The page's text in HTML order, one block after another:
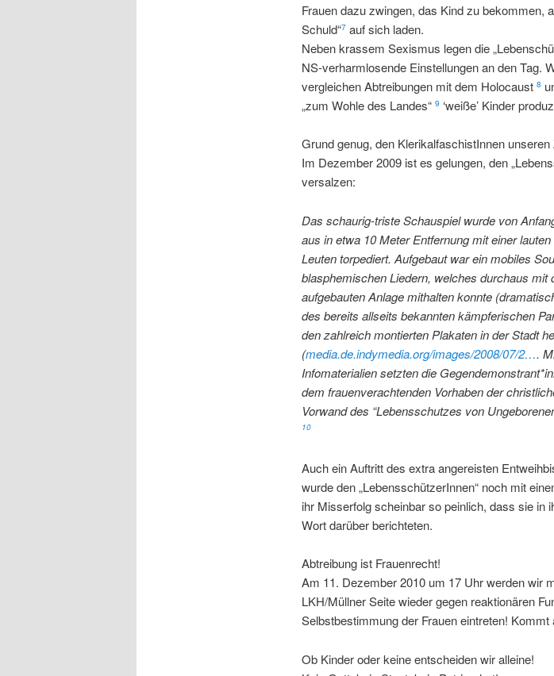
Frauen dazu zwingen, das Kind zu bekommen,
Schuld“7auf sich laden.
Neben krassem Sexismus legen die
NS-verharmlosende Einstellungen an den Tag.
vergleichen Abtreibungen mit dem Holocaust 8
„zum Wohle des Landes“ 9 ‘weiße’ Kinder
Grund genug, den KlerikalfaschistInnen
Im Dezember 2009 ist es gelungen, den
versalzen:
Das schaurig-triste Schauspiel wurde von
aus in etwa 10 Meter Entfernung mit einer
Leuten torpediert. Aufgebaut war ein mobiles
blasphemischen Liedern, welches durchaus
aufgebauten Anlage mithalten konnte
des bereits allseits bekannten kämpferischen
den zahlreich montierten Plakaten in der Stadt
(media.de.indymedia.org/images/2008/07/2….
Infomaterialien setzten die
dem frauenverachtenden Vorhaben der
Vorwand des “Lebensschutzes von
10
Auch ein Auftritt des extra angereisten
wurde den „LebensschützerInnen“ noch mit
ihr Misserfolg scheinbar so peinlich, dass sie in
Wort darüber berichteten.
Abtreibung ist Frauenrecht!
Am 11. Dezember 2010 um 17 Uhr werden wir
LKH/Müllner Seite wieder gegen reaktionären
Selbstbestimmung der Frauen eintreten! Kommt
Ob Kinder oder keine entscheiden wir alleine!